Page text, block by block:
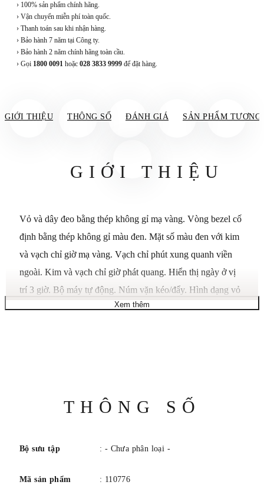
› 100% sản phẩm chính hãng.
› Vận chuyển miễn phí toàn quốc.
› Thanh toán sau khi nhận hàng.
› Bảo hành 7 năm tại Công ty.
› Bảo hành 2 năm chính hãng toàn cầu.
› Gọi 1800 0091 hoặc 028 3833 9999 để đặt hàng.
GIỚI THIỆU THÔNG SỐ ĐÁNH GIÁ SẢN PHẨM TƯƠNG
GIỚI THIỆU
Vỏ và dây đeo bằng thép không gỉ mạ vàng. Vòng bezel cố
định bằng thép không gỉ màu đen. Mặt số màu đen với kim
và vạch chỉ giờ mạ vàng. Vạch chỉ phút xung quanh viền
ngoài. Kim và vạch chỉ giờ phát quang. Hiển thị ngày ở vị
trí 3 giờ. Bộ máy tự động. Núm vặn kéo/đẩy. Hình dạng vỏ
tròn, kích thước vỏ: 42 mm, độ dày vỏ: 10 mm. Chiều rộng
Xem thêm
THÔNG SỐ
Bộ sưu tập : - Chưa phân loại -
Mã sản phẩm : 110776